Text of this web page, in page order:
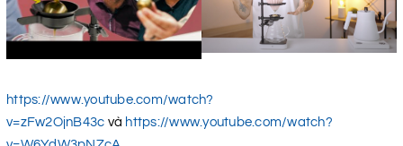
https://www.youtube.com/watch?
v=zFw2OjnB43c và https://www.youtube.com/watch?